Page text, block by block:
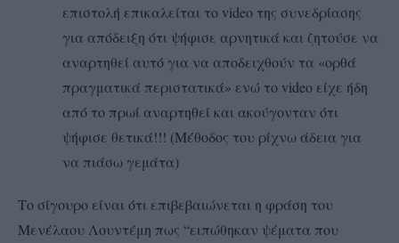
επιστολή επικαλείται το video της συνεδρίασης
για απόδειξη ότι ψήφισε αρνητικά και ζητούσε να
αναρτηθεί αυτό για να αποδειχθούν τα «ορθά
πραγματικά περιστατικά» ενώ το video είχε ήδη
από το πρωί αναρτηθεί και ακούγονταν ότι
ψήφισε θετικά!!! (Μέθοδος του ρίχνω άδεια για
να πιάσω γεμάτα)
Το σίγουρο είναι ότι επιβεβαιώνεται η φράση του
Μενέλαου Λουντέμη πως “ειπώθηκαν ψέματα που